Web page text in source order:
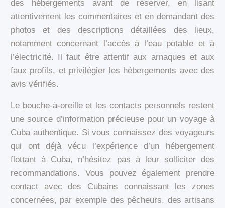
des hébergements avant de réserver, en lisant
attentivement les commentaires et en demandant des
photos et des descriptions détaillées des lieux,
notamment concernant l’accès à l’eau potable et à
l’électricité. Il faut être attentif aux arnaques et aux
faux profils, et privilégier les hébergements avec des
avis vérifiés.
Le bouche-à-oreille et les contacts personnels restent
une source d’information précieuse pour un voyage à
Cuba authentique. Si vous connaissez des voyageurs
qui ont déjà vécu l’expérience d’un hébergement
flottant à Cuba, n’hésitez pas à leur solliciter des
recommandations. Vous pouvez également prendre
contact avec des Cubains connaissant les zones
concernées, par exemple des pêcheurs, des artisans